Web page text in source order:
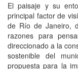
El paisaje y su
principal factor de
de Río de Janeiro,
razones para
direccionado a la
sostenible del
propuesta para la